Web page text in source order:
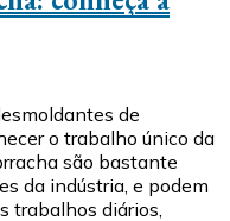
de
o trabalho único da
são bastante
da indústria, e podem
trabalhos diários,